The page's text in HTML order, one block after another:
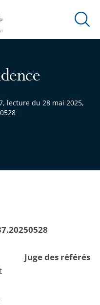
Ouvrir
lecture du 28 mai 2025,
Juge des référés